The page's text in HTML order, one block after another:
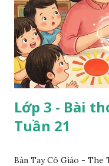
Lớp 3 - Bài
Tuần 21
Bàn Tay Cô Giáo - The